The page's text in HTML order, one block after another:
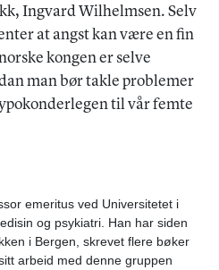
Ingvard Wilhelmsen. Selv
at angst kan være en fin
kongen er selve
man bør takle problemer
til vår femte
emeritus ved Universitetet i
og psykiatri. Han har siden
i Bergen, skrevet flere bøker
arbeid med denne gruppen